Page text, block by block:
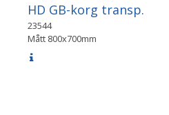
HD GB-korg transp.
23544
Mått 800x700mm